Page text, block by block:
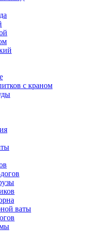
с краном
ваты